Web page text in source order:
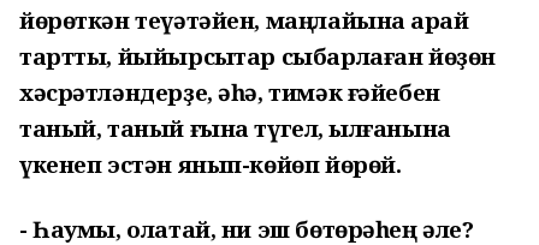
йөрөткән теүәтәйен, маңлайына ҡарай
тартты, йыйырсыҡтар сыбарлаған йөҙөн
хәсрәтләндерҙе, әһә, тимәк ғәйебен
таный, таный ғына түгел, ҡылғанына
үкенеп эстән янып-көйөп йөрөй.
- Һаумы, олатай, ни эш бөтөрәһең әле?